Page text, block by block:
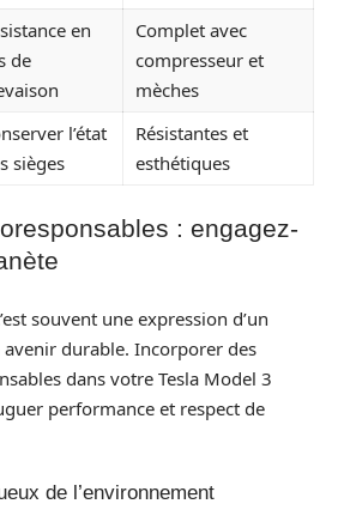
en
de
Complet avec
compresseur et
mèches
l’état
sièges
Résistantes et
esthétiques
: engagez-
souvent une expression d’un
durable. Incorporer des
dans votre Tesla Model 3
performance et respect de
de l’environnement